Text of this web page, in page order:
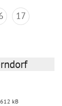
17
612 kB